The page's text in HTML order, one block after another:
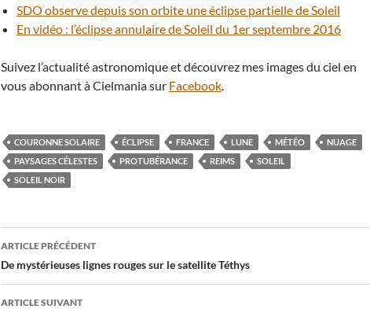
SDO observe depuis son orbite une éclipse partielle de Soleil
En vidéo : l’éclipse annulaire de Soleil du 1er septembre 2016
Suivez l’actualité astronomique et découvrez mes images du ciel en
vous abonnant à Cielmania sur Facebook.
COURONNE SOLAIRE ÉCLIPSE FRANCE LUNE MÉTÉO
NUAGE
PAYSAGES CÉLESTES
PROTUBÉRANCE REIMS
SOLEIL
SOLEIL NOIR
Navigation
des
articles
ARTICLE PRÉCÉDENT
De mystérieuses lignes rouges sur le satellite Téthys
ARTICLE SUIVANT